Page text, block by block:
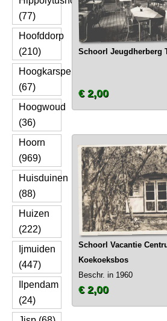
(77)
Hoofddorp
(210)
Hoogkarspel
(67)
Hoogwoud
(36)
Hoorn
(969)
Huisduinen
(88)
Huizen
(222)
Ijmuiden
(447)
Ilpendam
(24)
Schoorl Jeugdherberg
€ 2,00
Schoorl Vacantie
Koekoeksbos
Beschr. in 1960
€ 2,00